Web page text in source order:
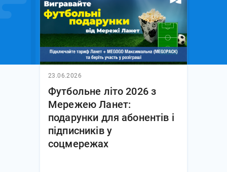
23.06.2026
Футбольне літо 2026 з
Мережею Ланет:
подарунки для абонентів і
підписників у
соцмережах